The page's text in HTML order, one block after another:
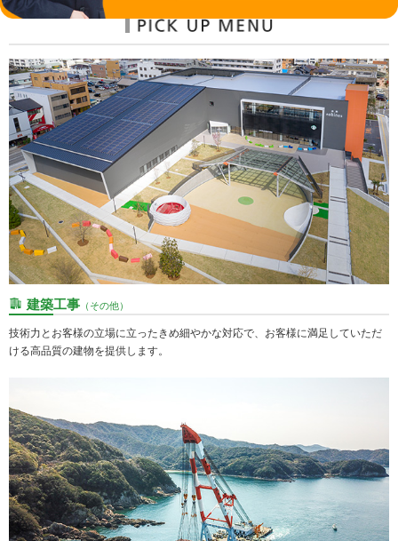
建築工事 （その他）
技術力とお客様の立場に立ったきめ細やかな対応で、お客様に満足していただ
ける高品質の建物を提供します。